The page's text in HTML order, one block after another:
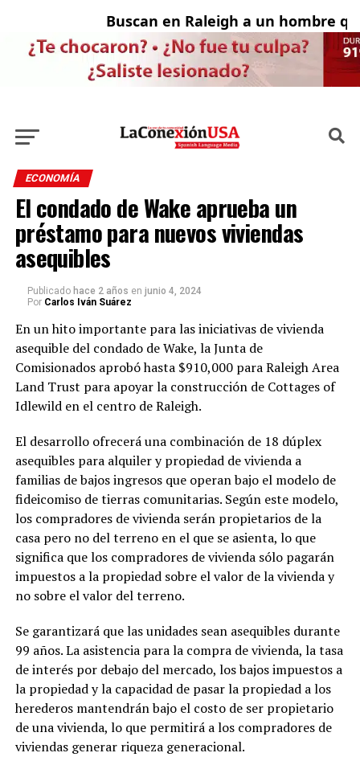
Buscan en Raleigh a un hombre
ECONOMÍA
El condado de Wake aprueba un
préstamo para nuevos viviendas
asequibles
Publicado hace 2 años en junio 4, 2024
Por Carlos Iván Suárez
Enun hito importante paralas iniciativas de vivienda
asequible del condado de Wake, la Junta de
Comisionados aprobó hasta $910,000 para Raleigh Area
Land Trust para apoyar la construcción de Cottages of
Idlewild en el centro de Raleigh.
El desarrollo ofrecerá una combinación de 18 dúplex
asequibles para alquiler y propiedad de vivienda a
familias de bajos ingresos que operan bajo el modelo de
fideicomiso de tierras comunitarias. Según este modelo,
los compradores de vivienda serán propietarios de la
casa pero no del terreno en el que se asienta, lo que
significa que los compradores de vivienda sólo pagarán
impuestos a la propiedad sobre el valor de la vivienda y
no sobre el valor del terreno.
Se garantizará que las unidades sean asequibles durante
99 años. La asistencia para la compra de vivienda, la tasa
de interés por debajo del mercado, los bajos impuestos a
la propiedad y la capacidad de pasar la propiedad a los
herederos mantendrán bajo el costo de ser propietario
de una vivienda, lo que permitirá a los compradores de
viviendas generar riqueza generacional.